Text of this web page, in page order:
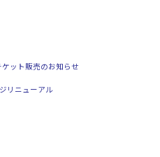
ケット販売のお知らせ
リニューアル